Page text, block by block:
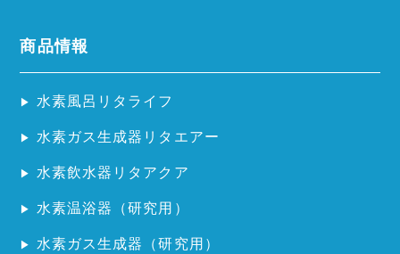
商品情報
水素風呂リタライフ
水素ガス生成器リタエアー
水素飲水器リタアクア
水素温浴器（研究用）
水素ガス生成器（研究用）